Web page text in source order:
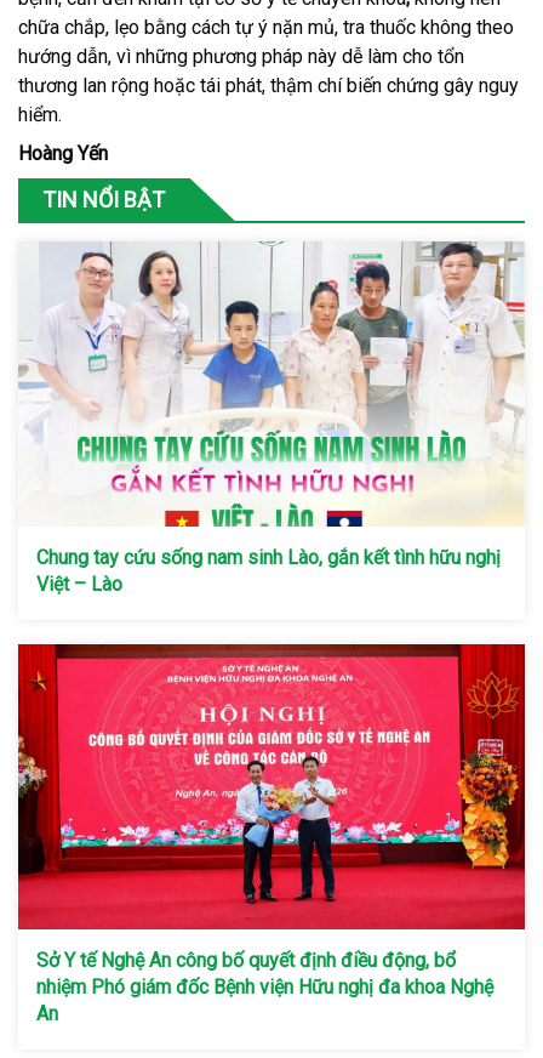
chữa chắp, lẹo bằng cách tự ý nặn mủ, tra thuốc không theo
hướng dẫn, vì những phương pháp này dễ làm cho tổn
thương lan rộng hoặc tái phát, thậm chí biến chứng gây nguy
hiểm.
Hoàng Yến
TIN NỔI BẬT
Chung tay cứu sống nam sinh Lào, gắn kết tình hữu nghị
Việt – Lào
Sở Y tế Nghệ An công bố quyết định điều động, bổ
nhiệm Phó giám đốc Bệnh viện Hữu nghị đa khoa Nghệ
An